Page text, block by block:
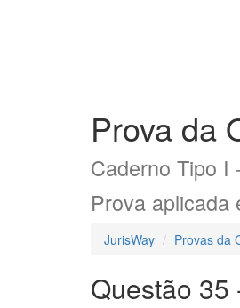
Prova da
Caderno Tipo I
Prova aplicada
JurisWay Provas da
Questão 35